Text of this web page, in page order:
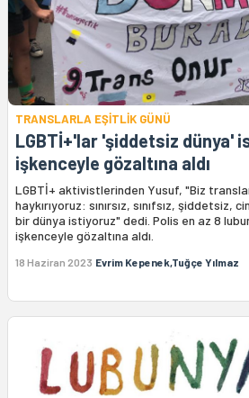
TRANSLARLA EŞİTLİK GÜNÜ
LGBTİ+'lar 'şiddetsiz dünya'
işkenceyle gözaltına aldı
LGBTİ+ aktivistlerinden Yusuf, "Biz
haykırıyoruz: sınırsız, sınıfsız, şiddetsiz,
bir dünya istiyoruz" dedi. Polis en az 8
işkenceyle gözaltına aldı.
18 Haziran 2023 Evrim Kepenek,Tuğçe Yılmaz